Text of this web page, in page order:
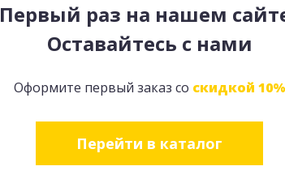
Первый раз на нашем
Оставайтесь с нами
Оформите первый заказ со скидкой 10%
Перейти в каталог